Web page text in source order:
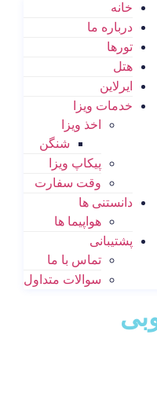
خانه
درباره ما
تورها
هتل
ایرلاین
خدمات ویزا
اخذ ویزا
شنگن
پیکاپ ویزا
وقت سفارت
دانستنی ها
هواپیما ها
پشتیبانی
تماس با ما
سوالات متداول